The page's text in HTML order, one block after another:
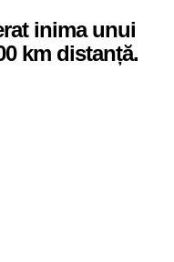
inima unui
km distanță.